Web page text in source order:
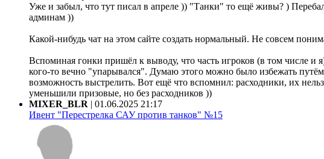
Уже и забыл, что тут писал в апреле )) "Танки" то ещё живы? )
админам ))
Какой-нибудь чат на этом сайте создать нормальный. Не совсем
Вспоминая гонки пришёл к выводу, что часть игроков (в том числе
кого-то вечно "упарывался". Думаю этого можно было избежать
возможность выстрелить. Вот ещё что вспомнил: расходники, их
уменьшили призовые, но без расходников ))
MIXER_BLR | 01.06.2025 21:17
Ивент "Перестрелка САУ против танков" №15